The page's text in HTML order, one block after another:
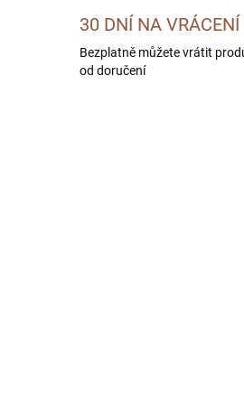
30 DNÍ NA VRÁCENÍ
Bezplatně můžete vrátit
od doručení